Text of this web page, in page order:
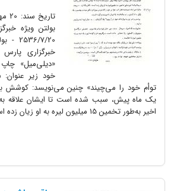
بولتن ویژه
«دیلی‌میل» چاپ
خود زیر عنوان:
توأم خود را می‌چیند» چنین می‌نویسد: کوشش
یک ماه پیش، سبب شده است تا ایشان علاقه به
اخیر به‌طور تخمین 15 میلیون لیره به او زیان زده است، کنار...